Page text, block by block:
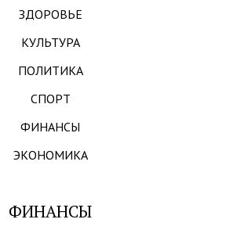
ЗДОРОВЬЕ
КУЛЬТУРА
ПОЛИТИКА
СПОРТ
ФИНАНСЫ
ЭКОНОМИКА
ФИНАНСЫ